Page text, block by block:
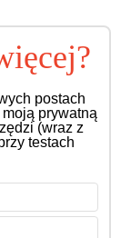
postach
prywatną
(wraz z
testach